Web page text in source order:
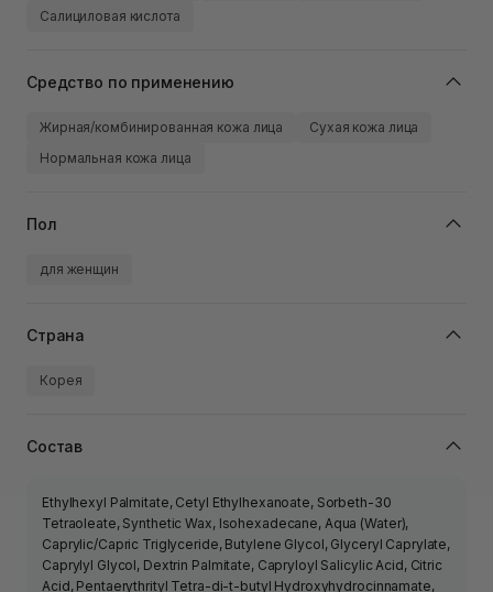
Салициловая кислота
Средство по применению
Жирная/комбинированная кожа лица
Сухая кожа лица
Нормальная кожа лица
Пол
для женщин
Страна
Корея
Состав
Ethylhexyl Palmitate, Cetyl Ethylhexanoate, Sorbeth-30
Tetraoleate, Synthetic Wax, Isohexadecane, Aqua (Water),
Caprylic/Capric Triglyceride, Butylene Glycol, Glyceryl Caprylate,
Caprylyl Glycol, Dextrin Palmitate, Capryloyl Salicylic Acid, Citric
Acid, Pentaerythrityl Tetra-di-t-butyl Hydroxyhydrocinnamate,